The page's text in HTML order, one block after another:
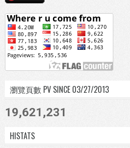
瀏覽頁數 PV SINCE 03/27/2013
19,621,231
HISTATS